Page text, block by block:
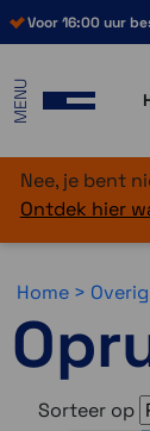
Voor 16:00 uur
MENU
Nee, je bent
Ontdek hier
Home > Overig
Sorteer op